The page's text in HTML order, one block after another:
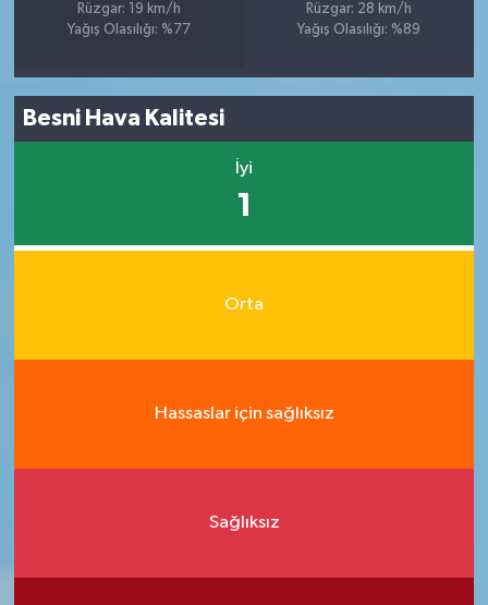
Rüzgar: 19 km/h
Yağış Olasılığı: %77
Rüzgar: 28 km/h
Yağış Olasılığı: %89
Besni Hava Kalitesi
İyi
1
Orta
Hassaslar için sağlıksız
Sağlıksız